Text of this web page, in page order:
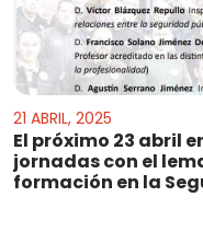
21 ABRIL, 2025
El próximo 23 abril
jornadas con el
formación en la